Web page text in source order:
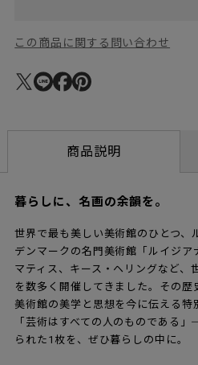
この商品に関する問い合わせ
商品説明
暮らしに、名画の余韻を。
世界で最も美しい美術館のひとつ、
デンマークの名門美術館「ルイジア
マティス、キース・ヘリングなど、
を数多く開催してきました。その歴
美術館の美学と思想を今に伝える特
「芸術はすべての人のものである
られた1枚を、ぜひ暮らしの中に。